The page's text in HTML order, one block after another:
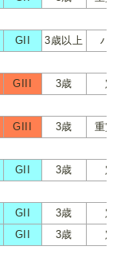
GII 3歳以上 ハ
GIII 3歳
GIII 3歳 重
GII 3歳
GII 3歳
GII 3歳